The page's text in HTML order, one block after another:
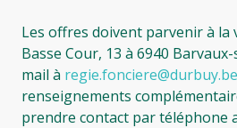
Les offres doivent parvenir à la
Basse Cour, 13 à 6940
mail à regie.fonciere@durbuy.be
renseignements
prendre contact par téléphone